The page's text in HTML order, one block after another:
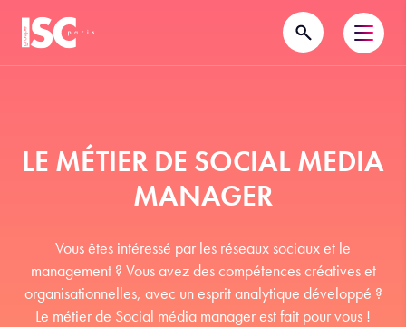
LE MÉTIER DE SOCIAL MEDIA
MANAGER
Vous êtes intéressé par les réseaux sociaux et le
management ? Vous avez des compétences créatives et
organisationnelles, avec un esprit analytique développé ?
Le métier de Social média manager est fait pour vous !